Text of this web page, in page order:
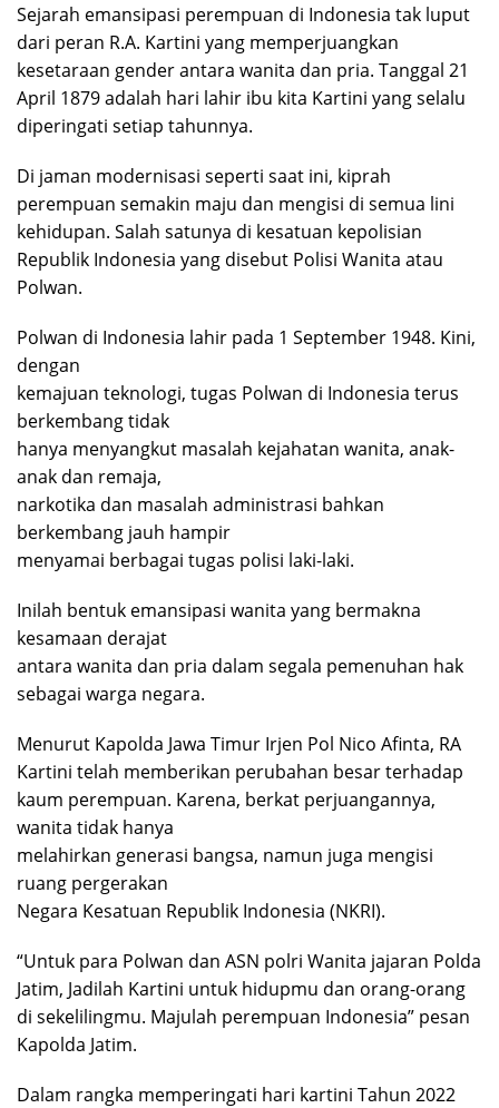
Sejarah emansipasi perempuan di Indonesia tak luput
dari peran R.A. Kartini yang memperjuangkan
kesetaraan gender antara wanita dan pria. Tanggal 21
April 1879 adalah hari lahir ibu kita Kartini yang selalu
diperingati setiap tahunnya.
Di jaman modernisasi seperti saat ini, kiprah
perempuan semakin maju dan mengisi di semua lini
kehidupan. Salah satunya di kesatuan kepolisian
Republik Indonesia yang disebut Polisi Wanita atau
Polwan.
Polwan di Indonesia lahir pada 1 September 1948. Kini,
dengan
kemajuan teknologi, tugas Polwan di Indonesia terus
berkembang tidak
hanya menyangkut masalah kejahatan wanita, anak-
anak dan remaja,
narkotika dan masalah administrasi bahkan
berkembang jauh hampir
menyamai berbagai tugas polisi laki-laki.
Inilah bentuk emansipasi wanita yang bermakna
kesamaan derajat
antara wanita dan pria dalam segala pemenuhan hak
sebagai warga negara.
Menurut Kapolda Jawa Timur Irjen Pol Nico Afinta, RA
Kartini telah memberikan perubahan besar terhadap
kaum perempuan. Karena, berkat perjuangannya,
wanita tidak hanya
melahirkan generasi bangsa, namun juga mengisi
ruang pergerakan
Negara Kesatuan Republik Indonesia (NKRI).
“Untuk para Polwan dan ASN polri Wanita jajaran Polda
Jatim, Jadilah Kartini untuk hidupmu dan orang-orang
di sekelilingmu. Majulah perempuan Indonesia” pesan
Kapolda Jatim.
Dalam rangka memperingati hari kartini Tahun 2022